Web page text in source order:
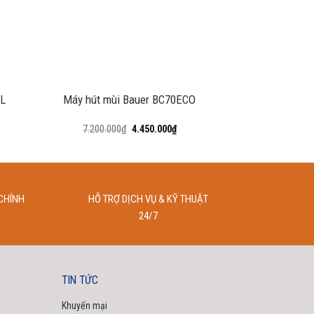
Máy hút mùi Bauer BC70ECO
7.200.000₫ 4.450.000₫
HỖ TRỢ DỊCH VỤ & KỸ THUẬT
24/7
TIN TỨC
Khuyến mại